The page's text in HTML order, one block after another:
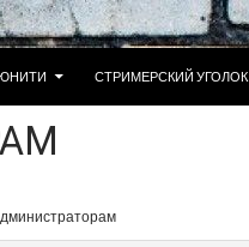
СТРИМЕРСКИЙ УГОЛОК